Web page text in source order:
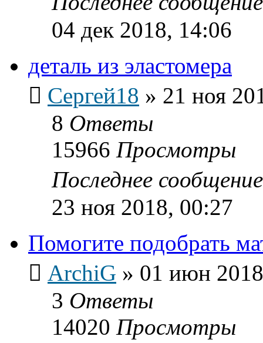
04 дек 2018, 14:06
деталь из эластомера
Сергей18 » 21 ноя
8 Ответы
15966 Просмотры
Последнее
23 ноя 2018, 00:27
Помогите подобрать
ArchiG » 01 июн
3 Ответы
14020 Просмотры